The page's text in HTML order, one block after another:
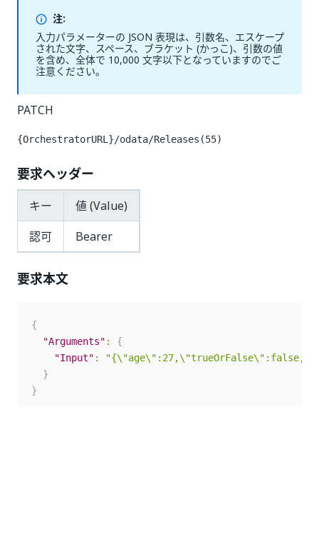
注:
入力パラメーターの JSON 表現は、引数名、エスケープ
された文字、スペース、ブラケット (かっこ)、引数の値
を含め、全体で 10,000 文字以下となっていますのでご
注意ください。
PATCH
{OrchestratorURL}/odata/Releases(55)
要求ヘッダー
キー
値 (Value)
認可
Bearer
要求本文
{
"Arguments" :
{
"Input" :
}
}